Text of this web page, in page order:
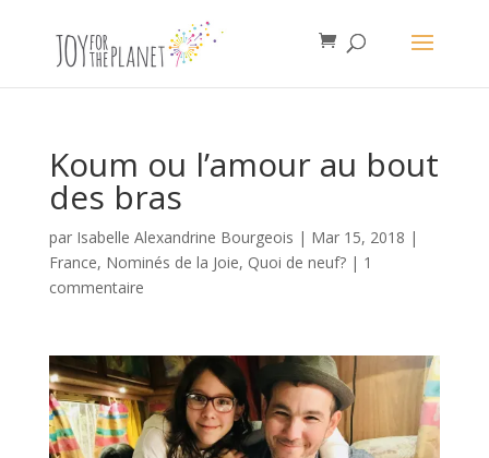
Koum ou l’amour au bout
des bras
par Isabelle Alexandrine Bourgeois | Mar 15, 2018 |
France, Nominés de la Joie, Quoi de neuf?| 1
commentaire